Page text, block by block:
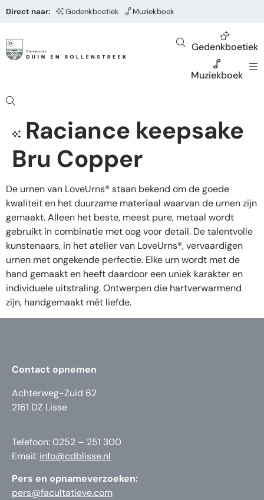
Direct naar: Gedenkboetiek Muziekboek
Gedenkboetiek
Muziekboek
Raciance keepsake
Bru Copper
De urnen van LoveUrns® staan bekend om de goede
kwaliteit en het duurzame materiaal waarvan de urnen zijn
gemaakt. Alleen het beste, meest pure, metaal wordt
gebruikt in combinatie met oog voor detail. De talentvolle
kunstenaars, in het atelier van LoveUrns®, vervaardigen
urnen met ongekende perfectie. Elke urn wordt met de
hand gemaakt en heeft daardoor een uniek karakter en
individuele uitstraling. Ontwerpen die hartverwarmend
zijn, handgemaakt mét liefde.
Contact opnemen
Achterweg-Zuid 62
2161 DZ Lisse
Telefoon: 0252 – 251 300
Email: info@cdblisse.nl
Pers en opnameverzoeken:
pers@facultatieve.com